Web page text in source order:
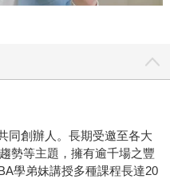
同創辦人。長期受邀至各大
勢等主題，擁有逾千場之豐
學弟妹講授多種課程長達20